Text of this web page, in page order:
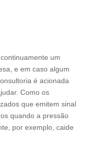
um
e em caso algum
é acionada
Como os
que emitem sinal
quando a pressão
por exemplo, caide